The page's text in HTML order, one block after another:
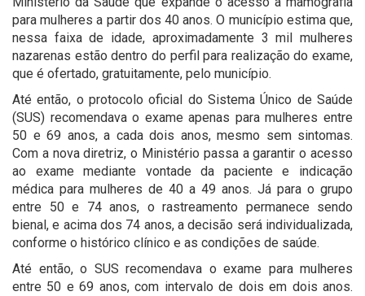
para mulheres a partir dos 40 anos. O município estima que,
nessa faixa de idade, aproximadamente 3 mil mulheres
nazarenas estão dentro do perfil para realização do exame,
que é ofertado, gratuitamente, pelo município.
Até então, o protocolo oficial do Sistema Único de Saúde
(SUS) recomendava o exame apenas para mulheres entre
50 e 69 anos, a cada dois anos, mesmo sem sintomas.
Com a nova diretriz, o Ministério passa a garantir o acesso
ao exame mediante vontade da paciente e indicação
médica para mulheres de 40 a 49 anos. Já para o grupo
entre 50 e 74 anos, o rastreamento permanece sendo
bienal, e acima dos 74 anos, a decisão será individualizada,
conforme o histórico clínico e as condições de saúde.
Até então, o SUS recomendava o exame para mulheres
entre 50 e 69 anos, com intervalo de dois em dois anos.